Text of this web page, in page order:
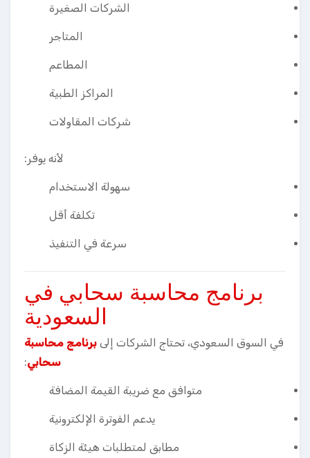
الشركات الصغيرة
المتاجر
المطاعم
المراكز الطبية
شركات المقاولات
لأنه يوفر:
سهولة الاستخدام
تكلفة أقل
سرعة في التنفيذ
برنامج محاسبة سحابي في
السعودية
في السوق السعودي، تحتاج الشركات إلى برنامج محاسبة
سحابي:
متوافق مع ضريبة القيمة المضافة
يدعم الفوترة الإلكترونية
مطابق لمتطلبات هيئة الزكاة